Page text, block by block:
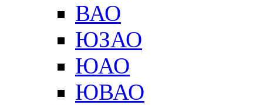
ВАО
ЮЗАО
ЮАО
ЮВАО